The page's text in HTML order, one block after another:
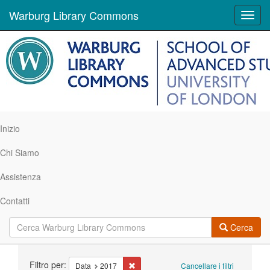
Warburg Library Commons
Inizio
Chi Siamo
Assistenza
Contatti
Cerca
Ricerca Cancellare i filtri
Filtro per: Data 2017 Cancella il filtro Data: 2017